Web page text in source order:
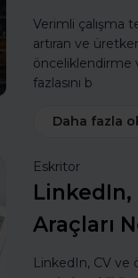
Verimli çalışma
artıran ve
önceliklendirme
fazlasını b
Daha fazla
Eskritor
LinkedIn,
Araçları
LinkedIn, CV ve